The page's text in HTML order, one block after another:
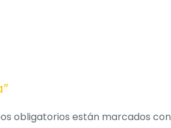
obligatorios están marcados con